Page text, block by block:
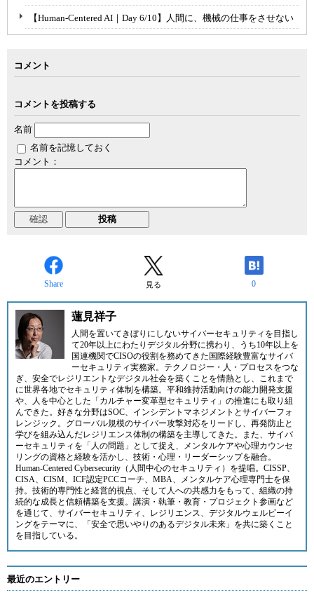
【Human-Centered AI｜Day 6/10】人間に、機械の仕事をさせない
コメント
コメントを投稿する
名前
名前を記憶しておく
コメント：
Share 見る 0
蓮見祥子
人間を置いてきぼりにしないサイバーセキュリティを目指し
て20年以上にわたりデジタル分野に携わり、うち10年以上を
国連機関でCISOの役割を務めてきた国際経験豊富なサイバ
ーセキュリティ実務家。テクノロジー・人・プロセスをつな
ぎ、安全でレジリエントなデジタル社会を築くことを情熱とし、これまで
に世界各地でセキュリティ体制を構築。平和維持活動向けの能力開発支援
や、人を中心とした「カルチャー変革型セキュリティ」の推進にも取り組
んできた。好きな分野はSOC、インシデントマネジメントとサイバーフォ
レンジック。グローバル規模のサイバー攻撃対応をリードし、再発防止と
学びを組み込んだレジリエンス体制の構築を主導してきた。また、サイバ
ーセキュリティを「人の問題」として捉え、メンタルケアや心理カウンセ
リングの資格と経験を活かし、技術・心理・リーダーシップを融合。
Human-Centered Cybersecurity（人間中心のセキュリティ）を提唱。CISSP、
CISA、CISM、ICF認定PCCコーチ、MBA、メンタルケア心理専門士を保
持。技術的専門性と経営的視点、そして人への共感力をもって、組織の持
続的な成長と信頼構築を支援。講演・執筆・教育・プロジェクト参画など
を通じて、サイバーセキュリティ、レジリエンス、デジタルウェルビーイ
ングをテーマに、「安全で思いやりのあるデジタル未来」を共に築くこと
を目指している。
最近のエントリー